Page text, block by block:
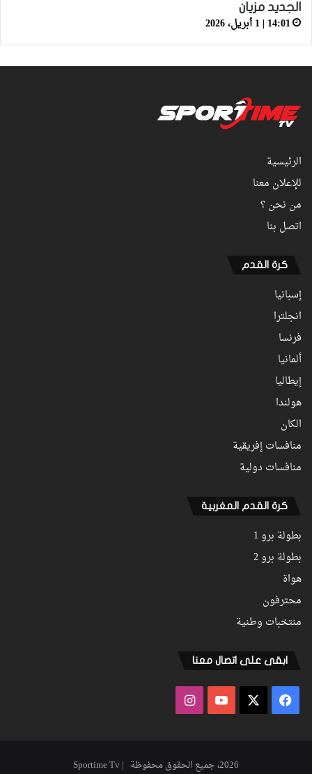
الجديد مزيان
14:01 | 1 أبريل، 2026
الرئيسية
للإعلان معنا
من نحن ؟
اتصل بنا
كرة القدم
إسبانيا
انجلترا
فرنسا
ألمانيا
إيطاليا
هولندا
الكان
منافسات إفريقية
منافسات دولية
كرة القدم المغربية
بطولة برو 1
بطولة برو 2
هواة
محترفون
منتخبات وطنية
ابقى على اتصال معنا
فيسبوك ‫YouTubeانستقرام
2026، جميع الحقوق محفوظة | Sportime Tv